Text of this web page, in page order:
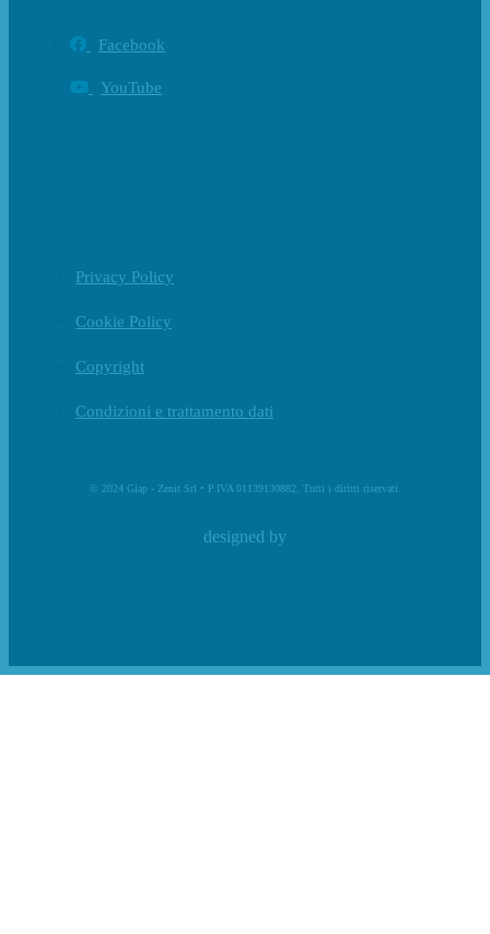
Facebook
YouTube
Privacy Policy
Cookie Policy
Copyright
Condizioni e trattamento dati
© 2024 Giap - Zenit Srl • P.IVA 01139130882. Tutti i diritti riservati.
designed by